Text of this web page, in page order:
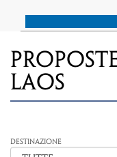
/ Offerte / PROPOSTE DI
Laos
Destinazione